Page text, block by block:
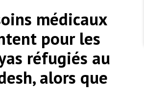
leur obligation de protéger les
et les services de santé en temps
: conséquences et intervention
MSF
médicaux
pour les
réfugiés au
alors que